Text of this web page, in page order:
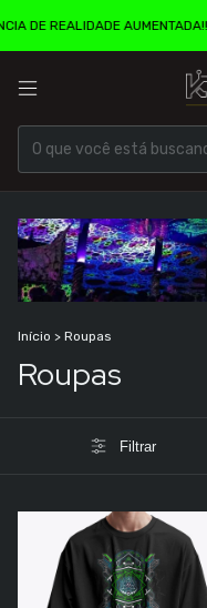
DE REALIDADE AUMENTADA!!
Início > Roupas
Roupas
Filtrar